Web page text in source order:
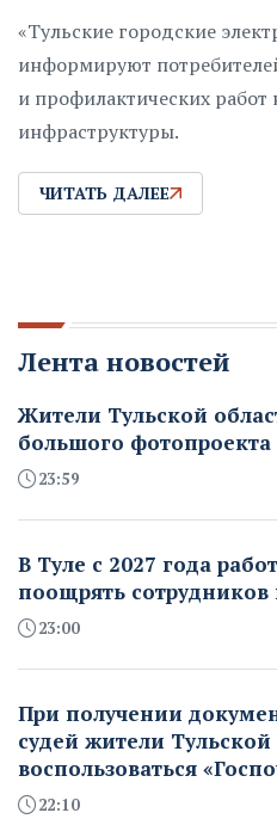
«Тульские городские
информируют
и профилактических работ
инфраструктуры.
ЧИТАТЬ ДАЛЕЕ
Лента новостей
Жители Тульской
большого фотопроекта
23:59
В Туле с 2027 года
поощрять
23:00
При получении
судей жители
воспользоваться
22:10